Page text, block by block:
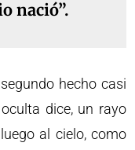
nació”.
hecho casi
dice, un rayo
al cielo, como